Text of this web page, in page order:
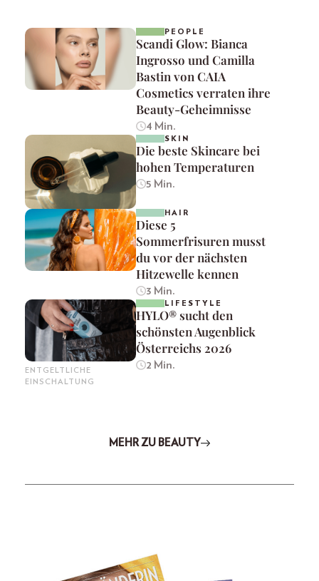
PEOPLE
Scandi Glow: Bianca
Ingrosso und Camilla
Bastin von CAIA
Cosmetics verraten ihre
Beauty-Geheimnisse
4 Min.
SKIN
Die beste Skincare bei
hohen Temperaturen
5 Min.
HAIR
Diese 5
Sommerfrisuren musst
du vor der nächsten
Hitzewelle kennen
3 Min.
ENTGELTLICHE
EINSCHALTUNG
LIFESTYLE
HYLO® sucht den
schönsten Augenblick
Österreichs 2026
2 Min.
MEHR ZU BEAUTY